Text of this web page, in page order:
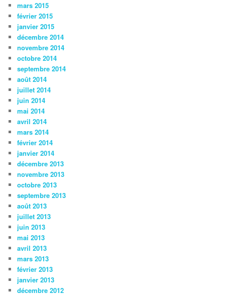
mars 2015
février 2015
janvier 2015
décembre 2014
novembre 2014
octobre 2014
septembre 2014
août 2014
juillet 2014
juin 2014
mai 2014
avril 2014
mars 2014
février 2014
janvier 2014
décembre 2013
novembre 2013
octobre 2013
septembre 2013
août 2013
juillet 2013
juin 2013
mai 2013
avril 2013
mars 2013
février 2013
janvier 2013
décembre 2012